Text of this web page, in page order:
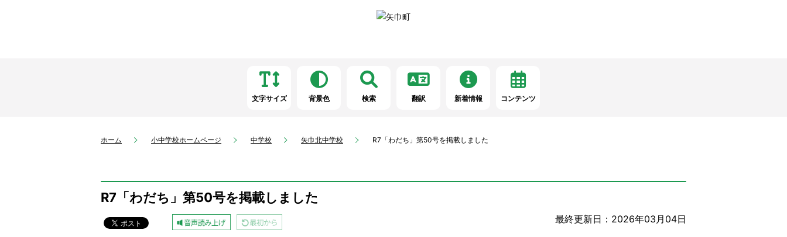
文字サイズ 背景色 検索 翻訳 新着情報 コンテンツ
ホーム 小中学校ホームページ 中学校 矢巾北中学校 R7「わだち」第50号を掲載しました
R7「わだち」第50号を掲載しました
最終更新日：2026年03月04日